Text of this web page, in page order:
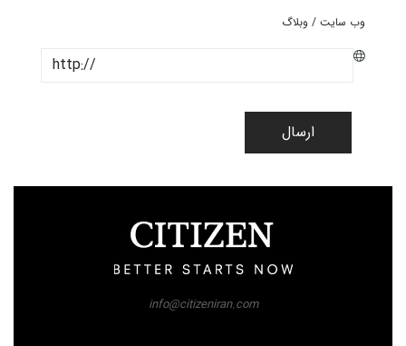
وب سایت / وبلاگ
ارسال
info@citizeniran.com